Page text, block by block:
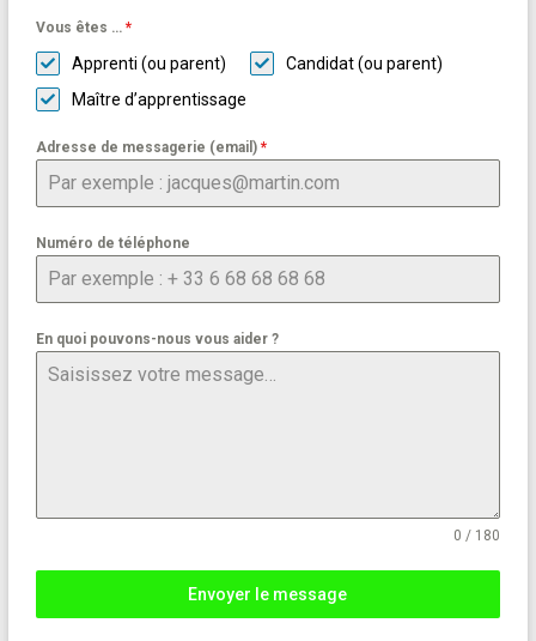
Vous êtes … *
Apprenti (ou parent)
Candidat (ou parent)
Maître d’apprentissage
Adresse de messagerie (email) *
Numéro de téléphone
En quoi pouvons-nous vous aider ?
0 / 180
Envoyer le message